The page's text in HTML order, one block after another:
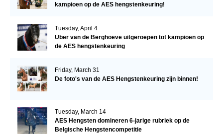
kampioen op de AES hengstenkeuring!
Tuesday, April 4
Uber van de Berghoeve uitgeroepen tot kampioen op
de AES hengstenkeuring
Friday, March 31
De foto's van de AES Hengstenkeuring zijn binnen!
Tuesday, March 14
AES Hengsten domineren 6-jarige rubriek op de
Belgische Hengstencompetitie